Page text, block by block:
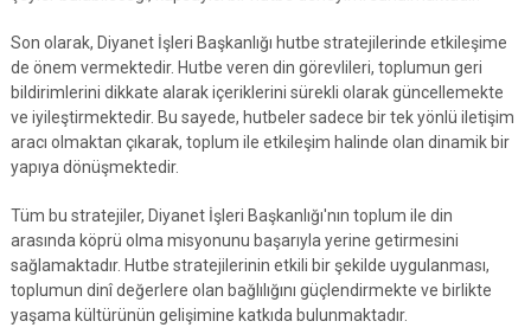
Son olarak, Diyanet İşleri Başkanlığı hutbe stratejilerinde etkileşime
de önem vermektedir. Hutbe veren din görevlileri, toplumun geri
bildirimlerini dikkate alarak içeriklerini sürekli olarak güncellemekte
ve iyileştirmektedir. Bu sayede, hutbeler sadece bir tek yönlü iletişim
aracı olmaktan çıkarak, toplum ile etkileşim halinde olan dinamik bir
yapıya dönüşmektedir.
Tüm bu stratejiler, Diyanet İşleri Başkanlığı'nın toplum ile din
arasında köprü olma misyonunu başarıyla yerine getirmesini
sağlamaktadır. Hutbe stratejilerinin etkili bir şekilde uygulanması,
toplumun dinî değerlere olan bağlılığını güçlendirmekte ve birlikte
yaşama kültürünün gelişimine katkıda bulunmaktadır.